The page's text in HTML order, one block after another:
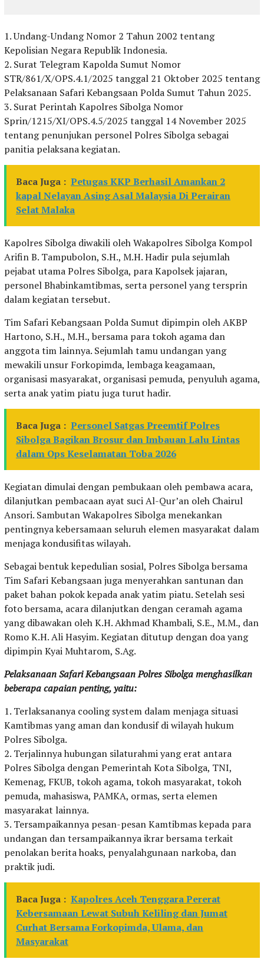
1. Undang-Undang Nomor 2 Tahun 2002 tentang
Kepolisian Negara Republik Indonesia.
2. Surat Telegram Kapolda Sumut Nomor
STR/861/X/OPS.4.1/2025 tanggal 21 Oktober 2025 tentang
Pelaksanaan Safari Kebangsaan Polda Sumut Tahun 2025.
3. Surat Perintah Kapolres Sibolga Nomor
Sprin/1215/XI/OPS.4.5/2025 tanggal 14 November 2025
tentang penunjukan personel Polres Sibolga sebagai
panitia pelaksana kegiatan.
Baca Juga : Petugas KKP Berhasil Amankan 2
kapal Nelayan Asing Asal Malaysia Di Perairan
Selat Malaka
Kapolres Sibolga diwakili oleh Wakapolres Sibolga Kompol
Arifin B. Tampubolon, S.H., M.H. Hadir pula sejumlah
pejabat utama Polres Sibolga, para Kapolsek jajaran,
personel Bhabinkamtibmas, serta personel yang tersprin
dalam kegiatan tersebut.
Tim Safari Kebangsaan Polda Sumut dipimpin oleh AKBP
Hartono, S.H., M.H., bersama para tokoh agama dan
anggota tim lainnya. Sejumlah tamu undangan yang
mewakili unsur Forkopimda, lembaga keagamaan,
organisasi masyarakat, organisasi pemuda, penyuluh agama,
serta anak yatim piatu juga turut hadir.
Baca Juga : Personel Satgas Preemtif Polres
Sibolga Bagikan Brosur dan Imbauan Lalu Lintas
dalam Ops Keselamatan Toba 2026
Kegiatan dimulai dengan pembukaan oleh pembawa acara,
dilanjutkan pembacaan ayat suci Al-Qur’an oleh Chairul
Ansori. Sambutan Wakapolres Sibolga menekankan
pentingnya kebersamaan seluruh elemen masyarakat dalam
menjaga kondusifitas wilayah.
Sebagai bentuk kepedulian sosial, Polres Sibolga bersama
Tim Safari Kebangsaan juga menyerahkan santunan dan
paket bahan pokok kepada anak yatim piatu. Setelah sesi
foto bersama, acara dilanjutkan dengan ceramah agama
yang dibawakan oleh K.H. Akhmad Khambali, S.E., M.M., dan
Romo K.H. Ali Hasyim. Kegiatan ditutup dengan doa yang
dipimpin Kyai Muhtarom, S.Ag.
Pelaksanaan Safari Kebangsaan Polres Sibolga menghasilkan
beberapa capaian penting, yaitu:
1. Terlaksananya cooling system dalam menjaga situasi
Kamtibmas yang aman dan kondusif di wilayah hukum
Polres Sibolga.
2. Terjalinnya hubungan silaturahmi yang erat antara
Polres Sibolga dengan Pemerintah Kota Sibolga, TNI,
Kemenag, FKUB, tokoh agama, tokoh masyarakat, tokoh
pemuda, mahasiswa, PAMKA, ormas, serta elemen
masyarakat lainnya.
3. Tersampaikannya pesan-pesan Kamtibmas kepada para
undangan dan tersampaikannya ikrar bersama terkait
penolakan berita hoaks, penyalahgunaan narkoba, dan
praktik judi.
Baca Juga : Kapolres Aceh Tenggara Pererat
Kebersamaan Lewat Subuh Keliling dan Jumat
Curhat Bersama Forkopimda, Ulama, dan
Masyarakat